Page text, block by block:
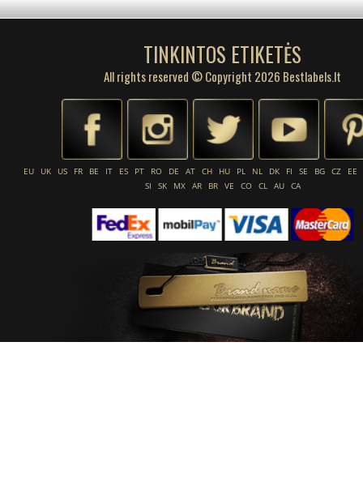
TINKINTOS ETIKETĖS
All rights reserved © Copyright 2026 Bestlabels.lt
EU UK US FR BE IT ES PT RO DE AT CH HU PL NL DK FI SE BG CZ
EE
SI
SK MX AR BR VE CO CL AU CA